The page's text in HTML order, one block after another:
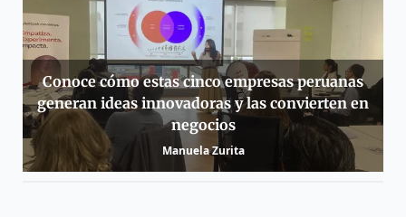
Conoce cómo estas cinco empresas peruanas
generan ideas innovadoras y las convierten en
negocios
Manuela Zurita